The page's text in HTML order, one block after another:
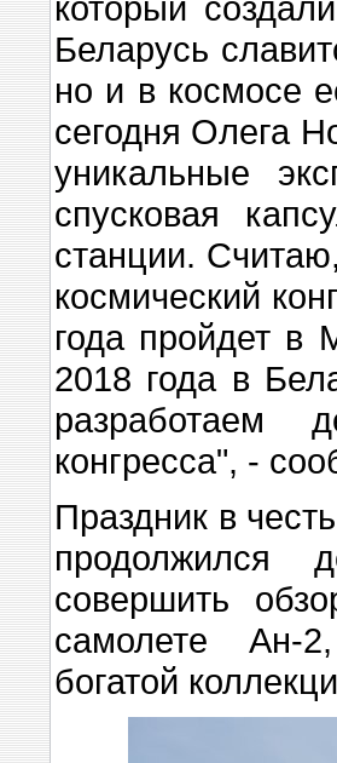
Беларусь
но и в космосе
сегодня Олега
уникальные
спусковая
станции.
космический
года пройдет в
2018 года в
разработаем
конгресса", -
Праздник в
продолжился
совершить
самолете Ан-
богатой